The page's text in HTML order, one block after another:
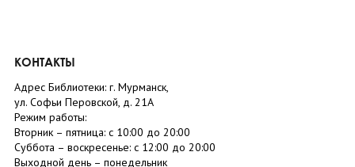
КОНТАКТЫ
Адрес Библиотеки: г. Мурманск,
ул. Софьи Перовской, д. 21А
Режим работы:
Вторник – пятница: с 10:00 до 20:00
Суббота – воскресенье: c 12:00 до 20:00
Выходной день – понедельник